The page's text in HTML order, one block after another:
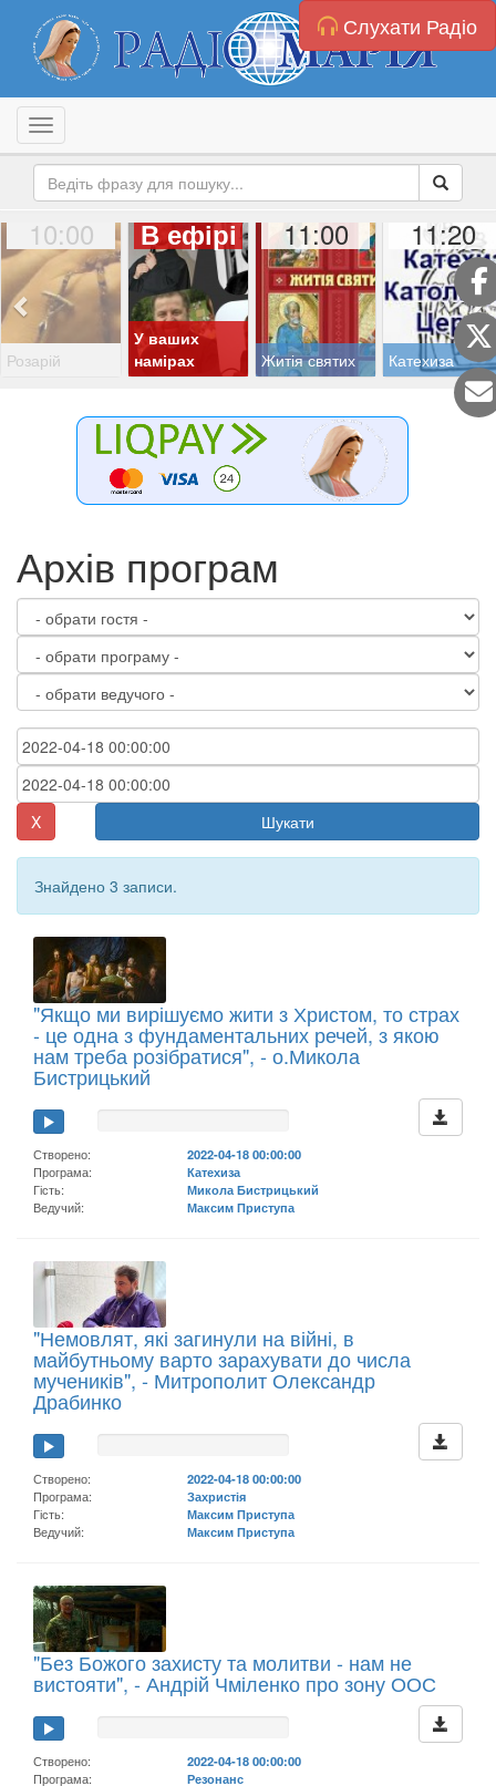
Слухати Радіо
Toggle navigation
10:00
Розарій
В ефірі
У ваших
намірах
11:00
Житія святих
11:20
Катехиза
Архів програм
X Шукати
Знайдено 3 записи.
"Якщо ми вирішуємо жити з Христом, то страх
- це одна з фундаментальних речей, з якою
нам треба розібратися", - о.Микола
Бистрицький
Створено:
2022-04-18 00:00:00
Програма:
Катехиза
Гість:
Микола Бистрицький
Ведучий:
Максим Приступа
"Немовлят, які загинули на війні, в
майбутньому варто зарахувати до числа
мучеників", - Митрополит Олександр
Драбинко
Створено:
2022-04-18 00:00:00
Програма:
Захристія
Гість:
Максим Приступа
Ведучий:
Максим Приступа
"Без Божого захисту та молитви - нам не
вистояти", - Андрій Чміленко про зону ООС
Створено:
2022-04-18 00:00:00
Програма:
Резонанс